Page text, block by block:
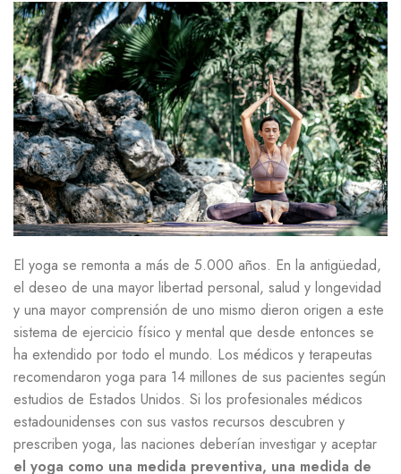
El yoga se remonta a más de 5.000 años. En la antigüedad,
el deseo de una mayor libertad personal, salud y longevidad
y una mayor comprensión de uno mismo dieron origen a este
sistema de ejercicio físico y mental que desde entonces se
ha extendido por todo el mundo. Los médicos y terapeutas
recomendaron yoga para 14 millones de sus pacientes según
estudios de Estados Unidos. Si los profesionales médicos
estadounidenses con sus vastos recursos descubren y
prescriben yoga, las naciones deberían investigar y aceptar
el yoga como una medida preventiva, una medida de